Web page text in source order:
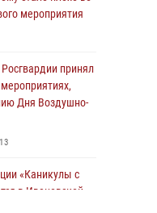
мероприятия
принял
Дня Воздушно-
13
«Каникулы с
в Ивановской